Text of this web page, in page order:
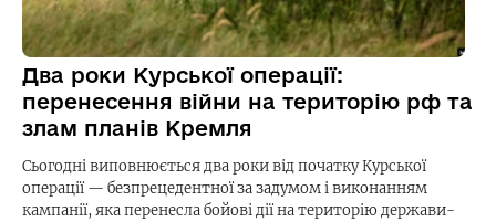
Два роки Курської операції:
перенесення війни на територію рф та
злам планів Кремля
Сьогодні виповнюється два роки від початку Курської
операції — безпрецедентної за задумом і виконанням
кампанії, яка перенесла бойові дії на територію держави-